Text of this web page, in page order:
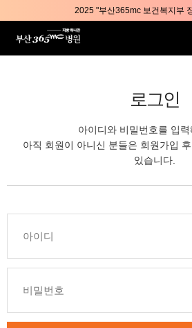
2025 "부산365mc 보건복지부
부산365mc병원, 8/15(토) 광복
로그인
아이디와 비밀번호를 입력
아직 회원이 아니신 분들은 회원가입
있습니다.